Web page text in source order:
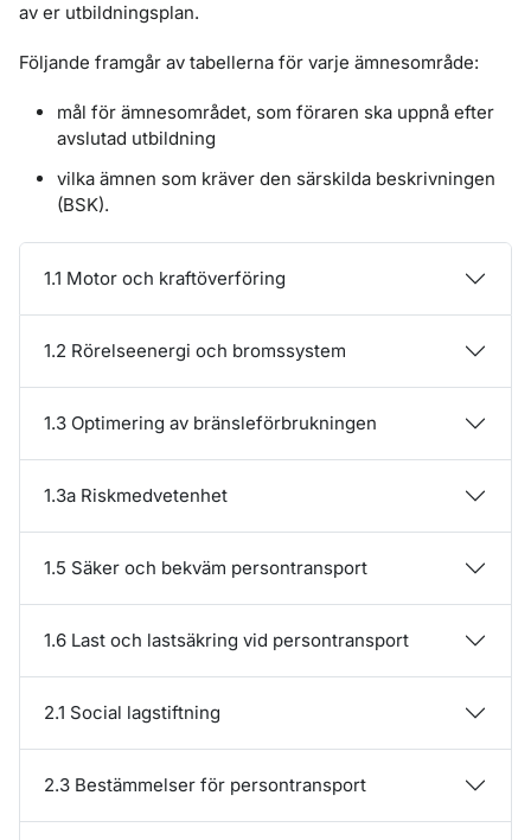
av er utbildningsplan.
Följande framgår av tabellerna för varje ämnesområde:
mål för ämnesområdet, som föraren ska uppnå efter
avslutad utbildning
vilka ämnen som kräver den särskilda beskrivningen
(BSK).
1.1 Motor och kraftöverföring
1.2 Rörelseenergi och bromssystem
1.3 Optimering av bränsleförbrukningen
1.3a Riskmedvetenhet
1.5 Säker och bekväm persontransport
1.6 Last och lastsäkring vid persontransport
2.1 Social lagstiftning
2.3 Bestämmelser för persontransport